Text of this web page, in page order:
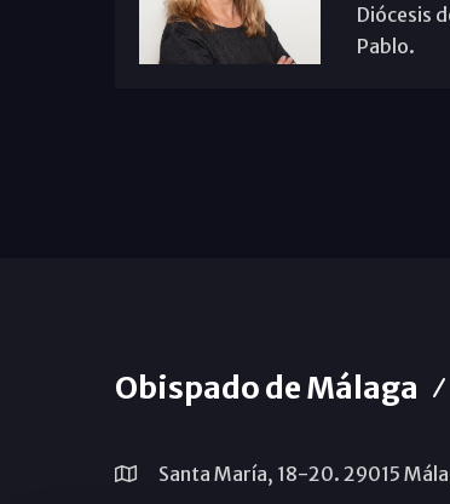
Diócesis
Pablo.
Obispado de Málaga
Santa María, 18-20. 29015